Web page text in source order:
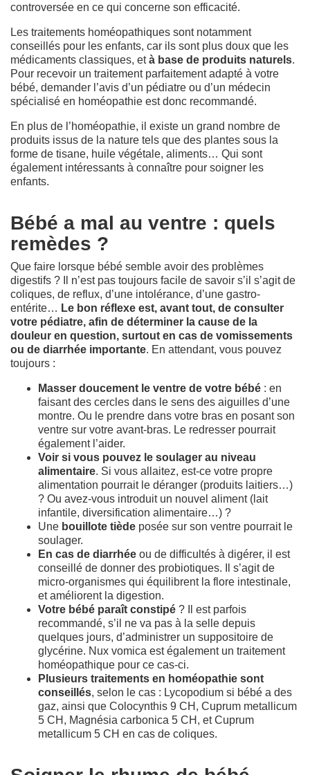
controversée en ce qui concerne son efficacité.
Les traitements homéopathiques sont notamment
conseillés pour les enfants, car ils sont plus doux que les
médicaments classiques, età base de produits naturels.
Pour recevoir un traitement parfaitement adapté à votre
bébé, demander l’avis d’un pédiatre ou d’un médecin
spécialisé en homéopathie est donc recommandé.
En plus de l’homéopathie, il existe un grand nombre de
produits issus de la nature tels que des plantes sous la
forme de tisane, huile végétale, aliments… Qui sont
également intéressants à connaître pour soigner les
enfants.
Bébé a mal au ventre : quels
remèdes ?
Que faire lorsque bébé semble avoir des problèmes
digestifs ? Il n’est pas toujours facile de savoir s’il s’agit de
coliques, de reflux, d’une intolérance, d’une gastro-
entérite… Le bon réflexe est, avant tout, de consulter
votre pédiatre, afin de déterminer la cause de la
douleur en question, surtout en cas de vomissements
ou de diarrhée importante. En attendant, vous pouvez
toujours :
Masser doucement le ventre de votre bébé : en
faisant des cercles dans le sens des aiguilles d’une
montre. Ou le prendre dans votre bras en posant son
ventre sur votre avant-bras. Le redresser pourrait
également l’aider.
Voir si vous pouvez le soulager au niveau
alimentaire. Si vous allaitez, est-ce votre propre
alimentation pourrait le déranger (produits laitiers…)
? Ou avez-vous introduit un nouvel aliment (lait
infantile, diversification alimentaire…) ?
Une bouillote tiède posée sur son ventre pourrait le
soulager.
En cas de diarrhée ou de difficultés à digérer, il est
conseillé de donner des probiotiques. Il s’agit de
micro-organismes qui équilibrent la flore intestinale,
et améliorent la digestion.
Votre bébé paraît constipé ? Il est parfois
recommandé, s’il ne va pas à la selle depuis
quelques jours, d’administrer un suppositoire de
glycérine. Nux vomica est également un traitement
homéopathique pour ce cas-ci.
Plusieurs traitements en homéopathie sont
conseillés, selon le cas : Lycopodium si bébé a des
gaz, ainsi que Colocynthis 9 CH, Cuprum metallicum
5 CH, Magnésia carbonica 5 CH, et Cuprum
metallicum 5 CH en cas de coliques.